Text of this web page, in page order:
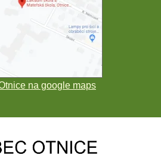
na google maps